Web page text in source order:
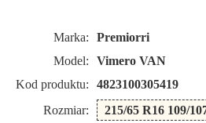
Marka:
Premiorri
Model:
Vimero VAN
Kod produktu:
4823100305419
Rozmiar: